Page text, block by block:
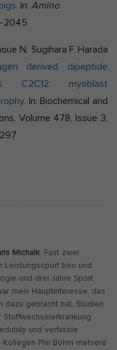
In: Amino
N, Sugihara F, Harada
derived dipeptide
C2C12 myoblast
In: Biochemical and
Volume 478, Issue 3,
Michalk. Fast zwei
Leistungssport treu und
und drei Jahre Sport.
mein Hauptinteresse, das
dazu gebracht hat, Studien
Stoffwechselerkrankung
und verfasste
Phil Böhm mehrere